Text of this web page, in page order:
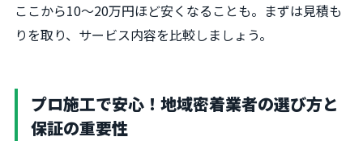
ここから10～20万円ほど安くなることも。まずは見積も
りを取り、サービス内容を比較しましょう。
プロ施工で安心！地域密着業者の選び方と
保証の重要性